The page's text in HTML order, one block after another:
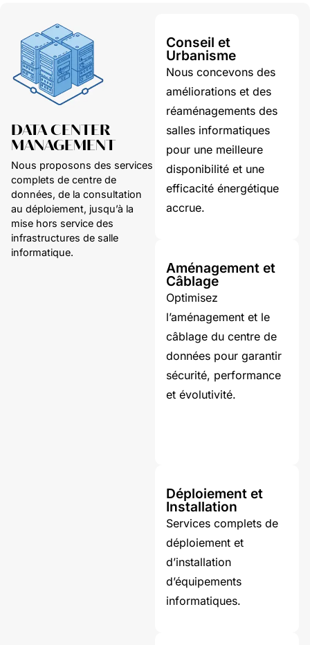
DATA CENTER
MANAGEMENT
Nous proposons des services
complets de centre de
données, de la consultation
au déploiement, jusqu’à la
mise hors service des
infrastructures de salle
informatique.
Conseil et
Urbanisme
Nous concevons des
améliorations et des
réaménagements des
salles informatiques
pour une meilleure
disponibilité et une
efficacité énergétique
accrue.
Aménagement et
Câblage
Optimisez
l’aménagement et le
câblage du centre de
données pour garantir
sécurité, performance
et évolutivité.
Déploiement et
Installation
Services complets de
déploiement et
d’installation
d’équipements
informatiques.